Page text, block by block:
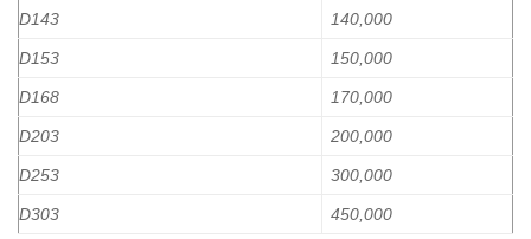
D143 140,000
D153 150,000
D168 170,000
D203 200,000
D253 300,000
D303 450,000